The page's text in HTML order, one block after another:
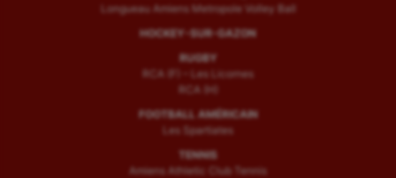
Longueau Amiens Metropole Volley Ball
HOCKEY-SUR-GAZON
RUGBY
RCA (F) – Les Licornes
RCA (H)
FOOTBALL AMÉRICAIN
Les Spartiates
TENNIS
Amiens Athletic Club Tennis